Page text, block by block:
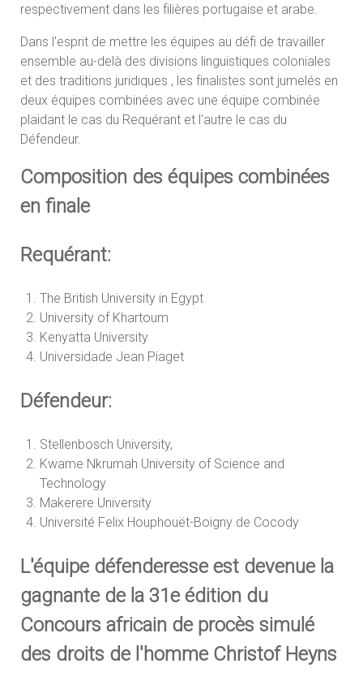
respectivement dans les filières portugaise et arabe.
Dans l'esprit de mettre les équipes au défi de travailler
ensemble au-delà des divisions linguistiques coloniales
et des traditions juridiques , les finalistes sont jumelés en
deux équipes combinées avec une équipe combinée
plaidant le cas du Requérant et l'autre le cas du
Défendeur.
Composition des équipes combinées
en finale
Requérant:
The British University in Egypt
University of Khartoum
Kenyatta University
Universidade Jean Piaget
Défendeur:
Stellenbosch University,
Kwame Nkrumah University of Science and
Technology
Makerere University
Université Felix Houphouët-Boigny de Cocody
L'équipe défenderesse est devenue la
gagnante de la 31e édition du
Concours africain de procès simulé
des droits de l'homme Christof Heyns